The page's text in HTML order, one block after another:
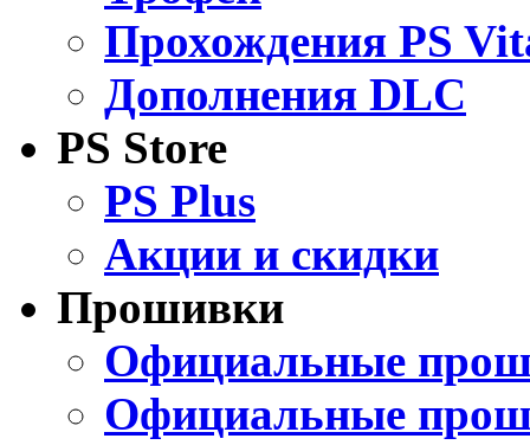
Прохождения PS
Дополнения DLC
PS Store
PS Plus
Акции и скидки
Прошивки
Официальные
Официальные